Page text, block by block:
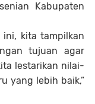
Kabupaten
ini, kita tampilkan
tujuan agar
lestarikan nilai-
yang lebih baik,”